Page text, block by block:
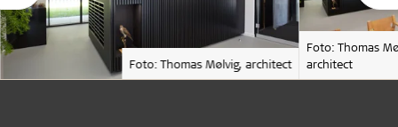
Foto: Thomas Mølvig, architect
Foto: Thomas
architect